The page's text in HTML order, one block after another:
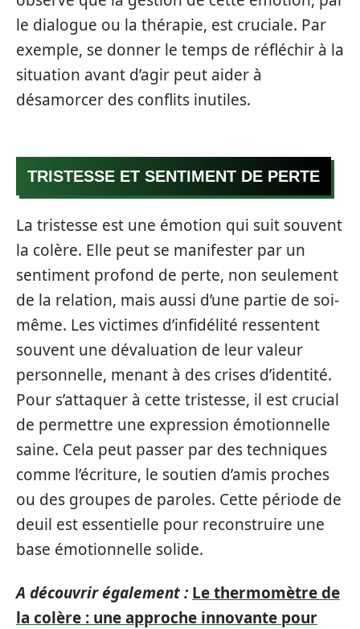
le dialogue ou la thérapie, est cruciale. Par
exemple, se donner le temps de réfléchir à la
situation avant d’agir peut aider à
désamorcer des conflits inutiles.
TRISTESSE ET SENTIMENT DE PERTE
La tristesse est une émotion qui suit souvent
la colère. Elle peut se manifester par un
sentiment profond de perte, non seulement
de la relation, mais aussi d’une partie de soi-
même. Les victimes d’infidélité ressentent
souvent une dévaluation de leur valeur
personnelle, menant à des crises d’identité.
Pour s’attaquer à cette tristesse, il est crucial
de permettre une expression émotionnelle
saine. Cela peut passer par des techniques
comme l’écriture, le soutien d’amis proches
ou des groupes de paroles. Cette période de
deuil est essentielle pour reconstruire une
base émotionnelle solide.
A découvrir également : Le thermomètre de
la colère : une approche innovante pour